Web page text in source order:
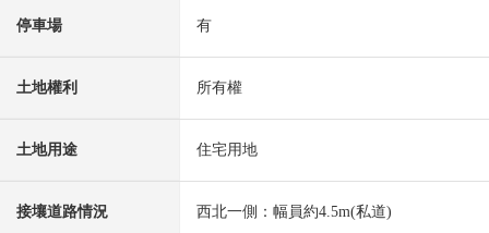
停車場 有
土地權利 所有權
土地用途 住宅用地
接壤道路情況 西北一側：幅員約4.5m(私道)